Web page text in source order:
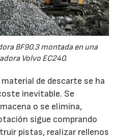
BF90.3 montada en una
Volvo EC240.
de descarte se ha
inevitable. Se
o se elimina,
sigue comprando
pistas, realizar rellenos